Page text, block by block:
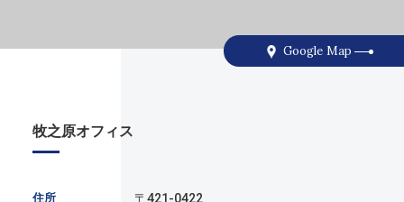
Google Map
牧之原オフィス
住所
〒421-0422